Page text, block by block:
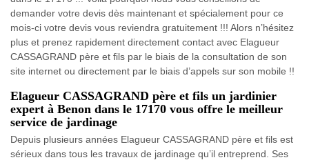
demander votre devis dès maintenant et spécialement pour ce
mois-ci votre devis vous reviendra gratuitement !!! Alors n’hésitez
plus et prenez rapidement directement contact avec Elagueur
CASSAGRAND père et fils par le biais de la consultation de son
site internet ou directement par le biais d’appels sur son mobile !!
Elagueur CASSAGRAND père et fils un jardinier
expert à Benon dans le 17170 vous offre le meilleur
service de jardinage
Depuis plusieurs années Elagueur CASSAGRAND père et fils est
sérieux dans tous les travaux de jardinage qu’il entreprend. Ses